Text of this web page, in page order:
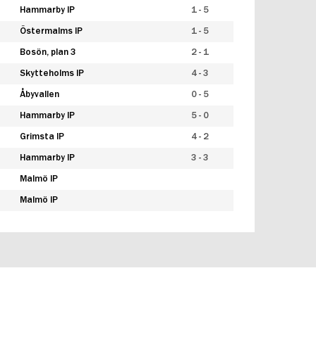
Hammarby IP 1 - 5
Östermalms IP 1 - 5
Bosön, plan 3 2 - 1
Skytteholms IP 4 - 3
Åbyvallen 0 - 5
Hammarby IP 5 - 0
Grimsta IP 4 - 2
Hammarby IP 3 - 3
Malmö IP
Malmö IP